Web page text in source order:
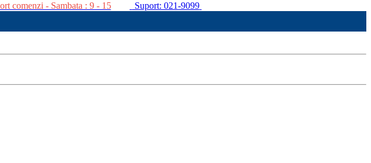
comenzi - Sambata : 9 - 15 Suport: 021-9099